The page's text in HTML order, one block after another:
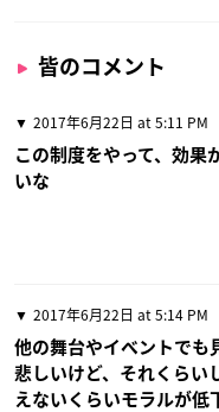
皆のコメント
2017年6月22日 at 5:11 PM
この制度をやって、効果
いな
2017年6月22日 at 5:14 PM
他の舞台やイベントでも
悲しいけど、それくらい
えないくらいモラルが低